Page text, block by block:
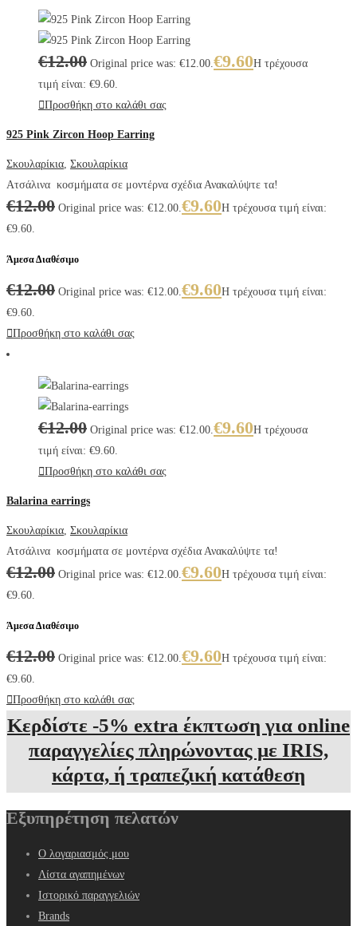
€12.00 Original price was: €12.00. €9.60Η τρέχουσα
τιμή είναι: €9.60.
Προσθήκη στο καλάθι σας
925 Pink Zircon Hoop Earring
Σκουλαρίκια Σκουλαρίκια
Ατσάλινα κοσμήματα σε μοντέρνα σχέδια Ανακαλύψτε τα!
€12.00 Original price was: €12.00. €9.60Η τρέχουσα τιμή είναι:
€9.60.
Άμεσα Διαθέσιμο
€12.00 Original price was: €12.00. €9.60Η τρέχουσα τιμή είναι:
€9.60.
Προσθήκη στο καλάθι σας
€12.00 Original price was: €12.00. €9.60Η τρέχουσα
τιμή είναι: €9.60.
Προσθήκη στο καλάθι σας
Balarina earrings
Σκουλαρίκια Σκουλαρίκια
Ατσάλινα κοσμήματα σε μοντέρνα σχέδια Ανακαλύψτε τα!
€12.00 Original price was: €12.00. €9.60Η τρέχουσα τιμή είναι:
€9.60.
Άμεσα Διαθέσιμο
€12.00 Original price was: €12.00. €9.60Η τρέχουσα τιμή είναι:
€9.60.
Προσθήκη στο καλάθι σας
Κερδίστε -5% extra έκπτωση για online
παραγγελίες πληρώνοντας με IRIS,
κάρτα, ή τραπεζική κατάθεση
Εξυπηρέτηση πελατών
Ο λογαριασμός μου
Λίστα αγαπημένων
Ιστορικό παραγγελιών
Brands